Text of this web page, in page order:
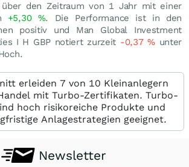
über den Zeitraum von 1 Jahr mit einer
+5,30 %. Die Performance ist in den
positiv und Man Global Investment
I H GBP notiert zurzeit -0,37%unter
erleiden 7 von 10 Kleinanlegern
mit Turbo-Zertifikaten. Turbo-
hoch risikoreiche Produkte und
Anlagestrategien geeignet.
Newsletter